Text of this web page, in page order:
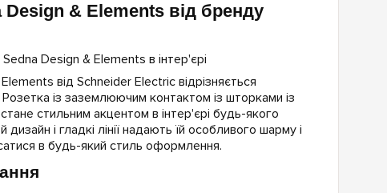
Design & Elements від бренду
від Schneider Electric відрізняється
із заземлюючим контактом із шторками із
стильним акцентом в інтер'єрі будь-якого
дизайн і гладкі лінії надають їй особливого шарму і
в будь-який стиль оформлення.